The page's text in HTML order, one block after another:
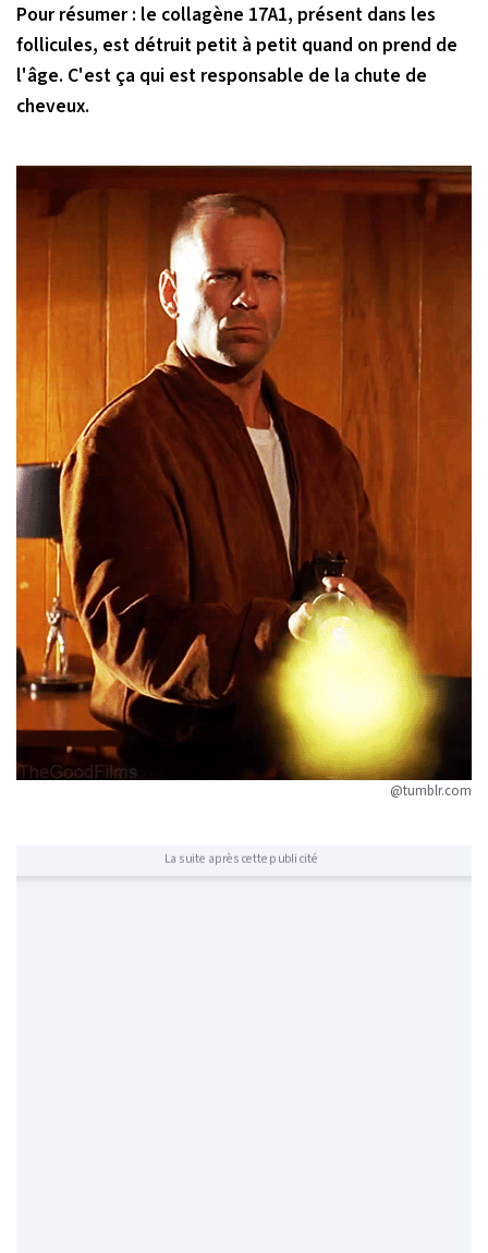
Pour résumer : le collagène 17A1, présent dans les
follicules, est détruit petit à petit quand on prend de
l'âge. C'est ça qui est responsable de la chute de
cheveux.
@tumblr.com
La suite après cette publicité